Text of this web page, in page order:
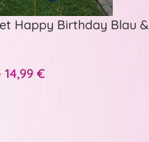
Happy Birthday Blau &
14,99 €